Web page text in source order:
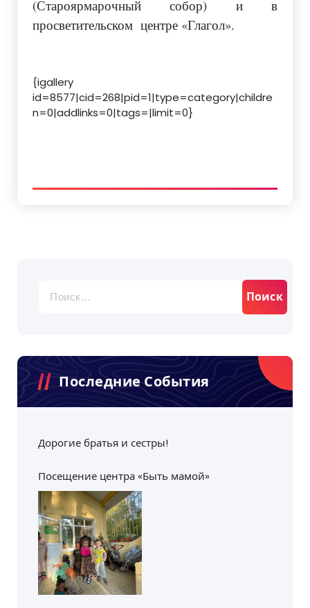
(Староярмарочный собор) и в
просветительском центре «Глагол».
{igallery
id=8577|cid=268|pid=1|type=category|childre
n=0|addlinks=0|tags=|limit=0}
Последние События
Дорогие братья и сестры!
Посещение центра «Быть мамой»